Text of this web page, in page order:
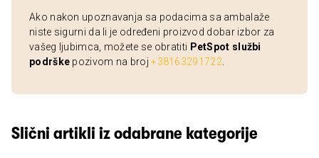
Ako nakon upoznavanja sa podacima sa ambalaže
niste sigurni da li je određeni proizvod dobar izbor za
vašeg ljubimca, možete se obratiti PetSpot službi
podrške pozivom na broj+38163291722
Slični artikli iz odabrane kategorije